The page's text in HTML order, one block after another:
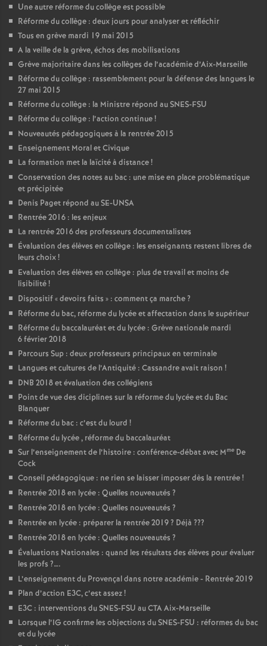
Une autre réforme du collège est possible
Réforme du collège : deux jours pour analyser et réfléchir
Tous en grève mardi 19 mai 2015
A la veille de la grève, échos des mobilisations
Grève majoritaire dans les collèges de l’académie d’Aix-Marseille
Réforme du collège : rassemblement pour la défense des langues le
27 mai 2015
Réforme du collège : la Ministre répond au SNES-FSU
Réforme du collège : l’action continue!
Nouveautés pédagogiques à la rentrée 2015
Enseignement Moral et Civique
La formation met la laïcité à distance!
Conservation des notes au bac : une mise en place problématique
et précipitée
Denis Paget répond au SE-UNSA
Rentrée 2016 : les enjeux
La rentrée 2016 des professeurs documentalistes
Évaluation des élèves en collège : les enseignants restent libres de
leurs choix!
Evaluation des élèves en collège : plus de travail et moins de
lisibilité!
Dispositif «devoirs faits » : comment ça marche?
Réforme du bac, réforme du lycée et affectation dans le supérieur
Réforme du baccalauréat et du lycée : Grève nationale mardi
6 février 2018
Parcours Sup : deux professeurs principaux en terminale
Langues et cultures de l’Antiquité : Cassandre avait raison !
DNB 2018 et évaluation des collégiens
Point de vue des diciplines sur la réforme du lycée et du Bac
Blanquer
Réforme du bac : c’est du lourd !
Réforme du lycée , réforme du baccalauréat
Sur l’enseignement de l’histoire : conférence-débat avec Mme De
Cock
Conseil pédagogique : ne rien se laisser imposer dès la rentrée!
Rentrée 2018 en lycée : Quelles nouveautés ?
Rentrée 2018 en lycée : Quelles nouveautés ?
Rentrée en lycée : préparer la rentrée 2019? Déjà ???
Rentrée 2018 en lycée : Quelles nouveautés ?
Évaluations Nationales : quand les résultats des élèves pour évaluer
les profs ?….
L’enseignement du Provençal dans notre académie - Rentrée 2019
Plan d’action E3C, c’est assez!
E3C : interventions du SNES-FSU au CTA Aix-Marseille
Lorsque l’IG confirme les objections du SNES-FSU : réformes du bac
et du lycée